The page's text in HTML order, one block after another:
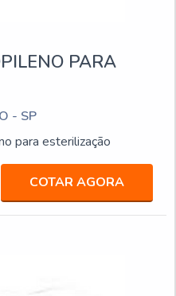
PARA
- SP
para esterilização
COTAR AGORA